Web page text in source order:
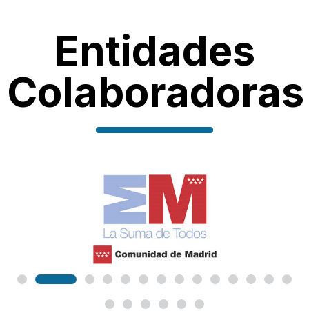
Entidades
Colaboradoras